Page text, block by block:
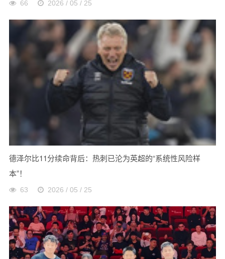
66 2026 / 05 / 25
德泽尔比11分续命背后：热刺已沦为英超的“系统性风险样
本”！
63 2026 / 05 / 25